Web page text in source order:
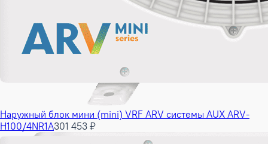
Наружный блок мини (mini) VRF ARV системы AUX ARV-
H100/4NR1A301 453 ₽